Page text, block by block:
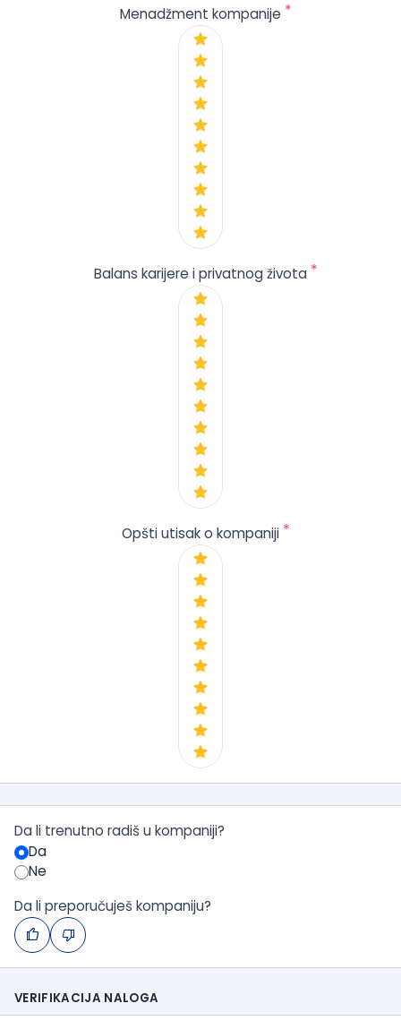
Menadžment kompanije *
Balans karijere i privatnog života *
Opšti utisak o kompaniji *
Da li trenutno radiš u kompaniji?
Da
Ne
Da li preporučuješ kompaniju?
VERIFIKACIJA NALOGA